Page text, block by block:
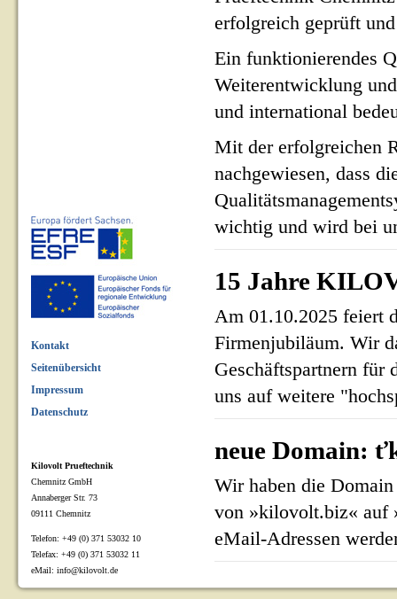
erfolgreich geprüft
Ein funktionierendes
Weiterentwicklung
und international
Mit der erfolgreichen
nachgewiesen, dass
wichtig und wird bei
15 Jahre
Am 01.10.2025 feiert
Firmenjubiläum. Wir
Geschäftspartnern für
uns auf weitere
neue Domain:
Wir haben die
von »kilovolt.biz« auf
eMail-Adressen
Kontakt
Seitenübersicht
Impressum
Datenschutz
Kilovolt Prueftechnik
Chemnitz GmbH
Annaberger Str. 73
09111 Chemnitz
Telefon: +49 (0) 371 53032 10
Telefax: +49 (0) 371 53032 11
eMail: info@kilovolt.de